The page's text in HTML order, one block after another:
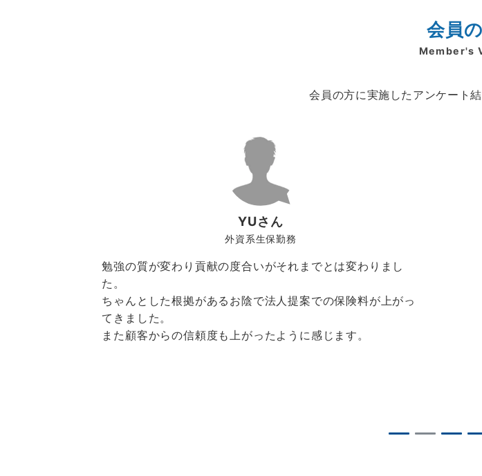
会員
Member's
会員の方に実施したアンケート
YUさん
外資系生保勤務
勉強の質が変わり貢献の度合いがそれまでとは変わりまし
た。
ちゃんとした根拠があるお陰で法人提案での保険料が上がっ
てきました。
また顧客からの信頼度も上がったように感じます。
2 3